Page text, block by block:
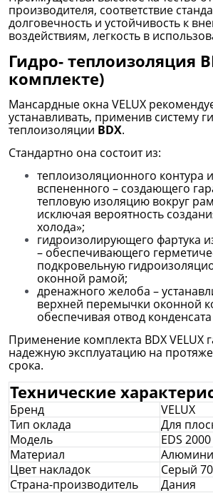
производителя, соответствие
долговечность и устойчивость к
воздействиям, легкость в
Гидро- теплоизоляция
комплекте)
Мансардные окна VELUX
устанавливать, применив систему
теплоизоляции BDX.
Стандартно она состоит из:
теплоизоляционного контура
вспененного – создающего
тепловую изоляцию вокруг
исключая вероятность
холода»;
гидроизолирующего фартука
– обеспечивающего
подкровельную
оконной рамой;
дренажного желоба –
верхней перемычки оконной
обеспечивая отвод
Применение комплекта BDX VELUX
надежную эксплуатацию на
срока.
Технические
Бренд
VELUX
Тип оклада
Для
Модель
EDS 2000
Материал
Цвет накладок
Серый
Страна-производитель
Дания